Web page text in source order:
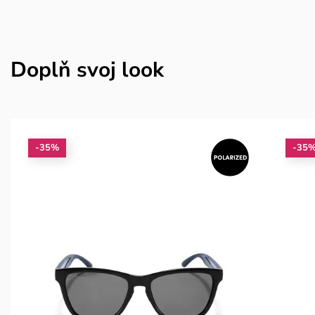
Doplň svoj look
-35% -